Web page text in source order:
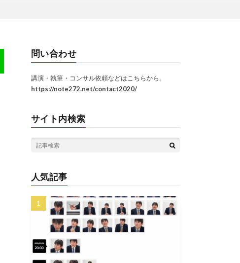
問い合わせ
講演・執筆・コンサル依頼などはこちらから。
https://note272.net/contact2020/
サイト内検索
人気記事